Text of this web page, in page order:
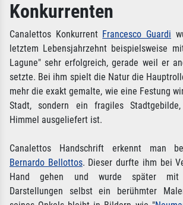
Konkurrenten
Canalettos Konkurrent Francesco Guardi
letztem Lebensjahrzehnt beispielsweise
Lagune" sehr erfolgreich, gerade weil er
setzte. Bei ihm spielt die Natur die
mehr die exakt gemalte, wie eine Festung
Stadt, sondern ein fragiles
Himmel ausgeliefert ist.
Canalettos Handschrift erkennt man
Bernardo Bellottos. Dieser durfte ihm bei
Hand gehen und wurde später mit
Darstellungen selbst ein berühmter